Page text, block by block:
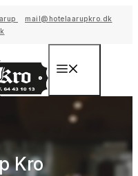
mail@hotelaarupkro.dk
Kro